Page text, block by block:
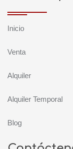
Inicio
Venta
Alquiler
Alquiler Temporal
Blog